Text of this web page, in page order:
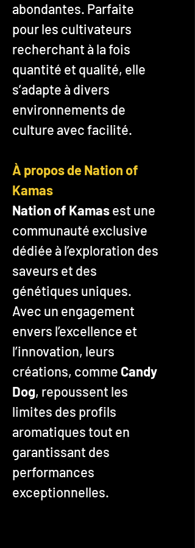
abondantes. Parfaite
pour les cultivateurs
recherchant à la fois
quantité et qualité, elle
s’adapte à divers
environnements de
culture avec facilité.
À propos de Nation of
Kamas
Nation of Kamasest une
communauté exclusive
dédiée à l’exploration des
saveurs et des
génétiques uniques.
Avec un engagement
envers l’excellence et
l’innovation, leurs
créations, comme Candy
Dog, repoussent les
limites des profils
aromatiques tout en
garantissant des
performances
exceptionnelles.